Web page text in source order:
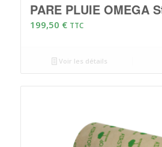
PARE PLUIE OMEGA
199,50 € TTC
Voir les détails